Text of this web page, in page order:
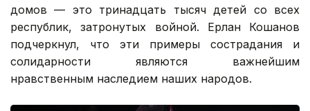
домов — это тринадцать тысяч детей со всех
республик, затронутых войной. Ерлан Кошанов
подчеркнул, что эти примеры сострадания и
солидарности являются важнейшим
нравственным наследием наших народов.